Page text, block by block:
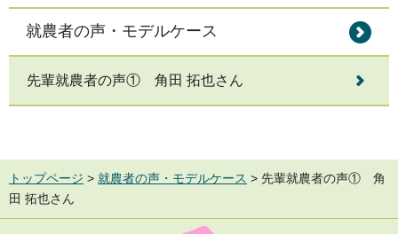
就農者の声・モデルケース
先輩就農者の声① 角田 拓也さん
トップページ > 就農者の声・モデルケース > 先輩就農者の声① 角
田 拓也さん